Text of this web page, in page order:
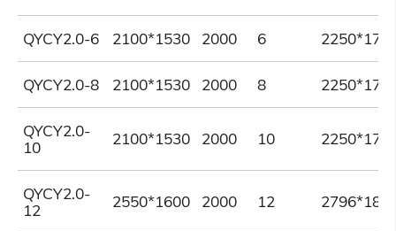
QYCY2.0-6 2100*1530 2000 6
QYCY2.0-8 2100*1530 2000 8
QYCY2.0-
10
2100*1530 2000 10
QYCY2.0-
12
2550*1600 2000 12